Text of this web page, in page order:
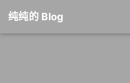
纯纯的 Blog